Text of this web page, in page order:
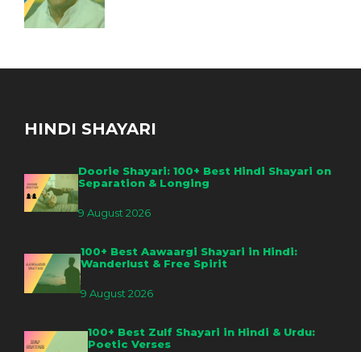
HINDI SHAYARI
Doorie Shayari: 100+ Best Hindi Shayari on
Separation & Longing
9 August 2026
100+ Best Aawaargi Shayari in Hindi:
Wanderlust & Free Spirit
9 August 2026
100+ Best Zulf Shayari in Hindi & Urdu:
Poetic Verses